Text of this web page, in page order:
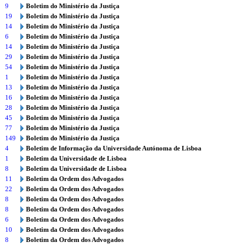
9
Boletim do Ministério da Justiça
19
Boletim do Ministério da Justiça
14
Boletim do Ministério da Justiça
6
Boletim do Ministério da Justiça
14
Boletim do Ministério da Justiça
29
Boletim do Ministério da Justiça
54
Boletim do Ministério da Justiça
1
Boletim do Ministério da Justiça
13
Boletim do Ministério da Justiça
16
Boletim do Ministério da Justiça
28
Boletim do Ministério da Justiça
45
Boletim do Ministério da Justiça
77
Boletim do Ministério da Justiça
149
Boletim do Ministério da Justiça
4
Boletim de Informação da Universidade Autónoma de Lisboa
1
Boletim da Universidade de Lisboa
8
Boletim da Universidade de Lisboa
11
Boletim da Ordem dos Advogados
22
Boletim da Ordem dos Advogados
8
Boletim da Ordem dos Advogados
8
Boletim da Ordem dos Advogados
6
Boletim da Ordem dos Advogados
10
Boletim da Ordem dos Advogados
8
Boletim da Ordem dos Advogados